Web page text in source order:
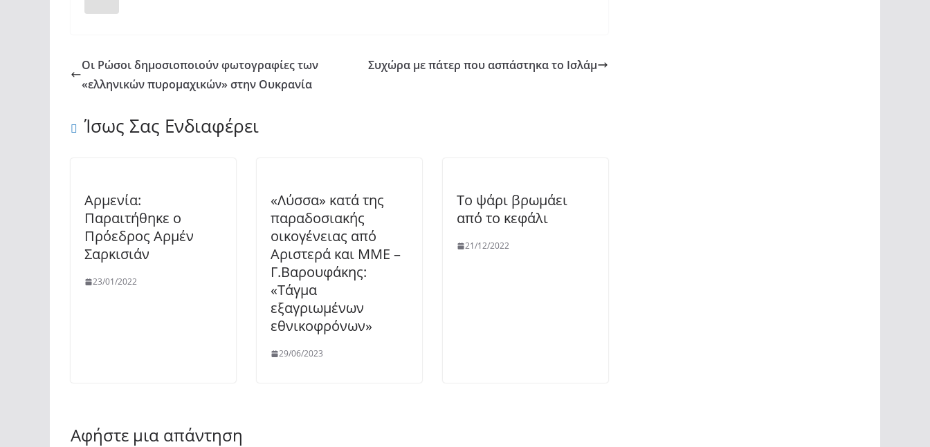
Οι Ρώσοι δημοσιοποιούν φωτογραφίες των
«ελληνικών πυρομαχικών» στην Ουκρανία
Συχώρα με πάτερ που ασπάστηκα το Ισλάμ
Ίσως Σας Ενδιαφέρει
Αρμενία:
Παραιτήθηκε ο
Πρόεδρος Αρμέν
Σαρκισιάν
23/01/2022
«Λύσσα» κατά της
παραδοσιακής
οικογένειας από
Αριστερά και ΜΜΕ –
Γ.Βαρουφάκης:
«Τάγμα
εξαγριωμένων
εθνικοφρόνων»
29/06/2023
Το ψάρι βρωμάει
από το κεφάλι
21/12/2022
Αφήστε μια απάντηση